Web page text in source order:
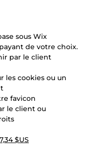
sous Wix
de votre choix.
par le client
les cookies ou un
favicon
le client ou
$US